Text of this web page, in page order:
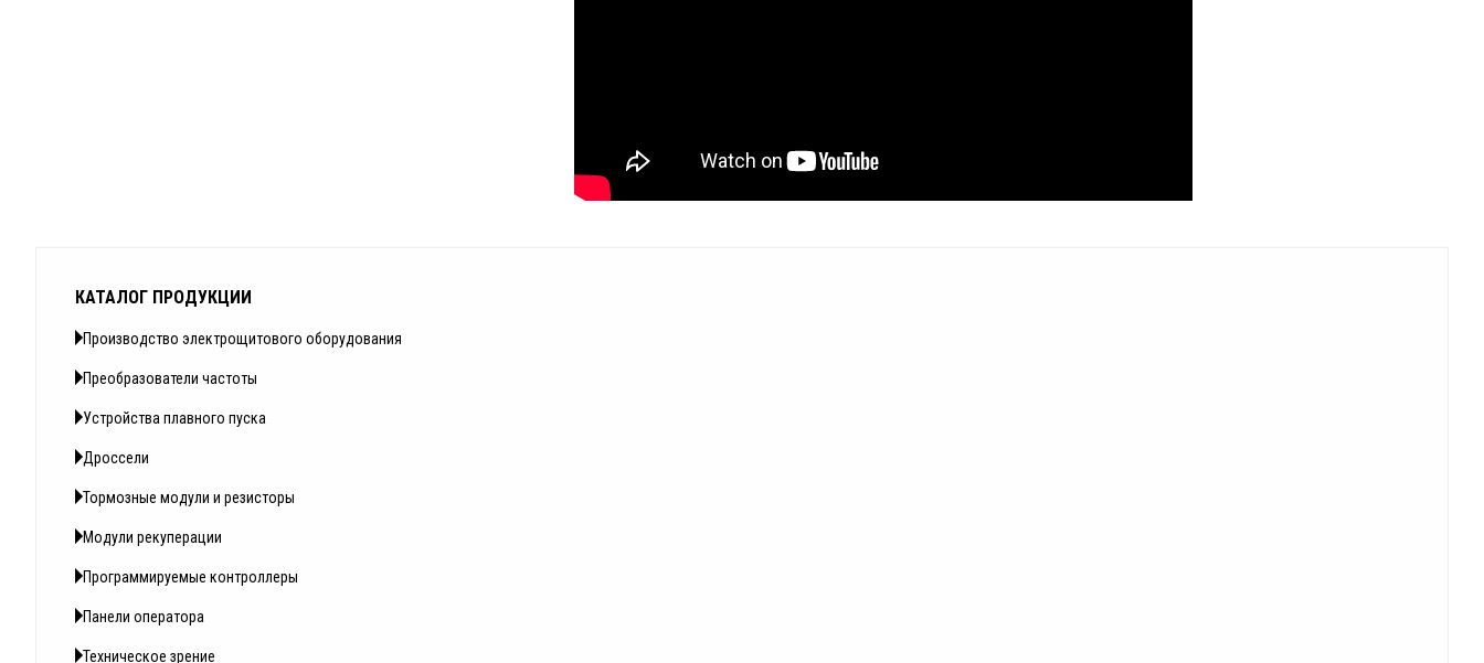
КАТАЛОГ ПРОДУКЦИИ
Производство электрощитового оборудования
Преобразователи частоты
Устройства плавного пуска
Дроссели
Тормозные модули и резисторы
Модули рекуперации
Программируемые контроллеры
Панели оператора
Техническое зрение